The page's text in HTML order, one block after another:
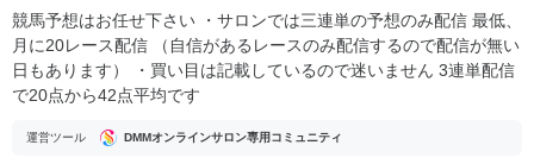
競馬予想はお任せ下さい ・サロンでは三連単の予想のみ配信 最低、
月に20レース配信 （自信があるレースのみ配信するので配信が無い
日もあります） ・買い目は記載しているので迷いません 3連単配信
で20点から42点平均です
運営ツール DMMオンラインサロン専用コミュニティ